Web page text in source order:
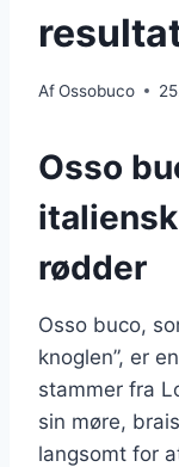
AfOssobuco
Osso
rødder
Osso buco,
knoglen”, er
stammer fra
sin møre,
langsomt for